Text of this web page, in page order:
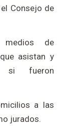
Consejo de
de
asistan y
si fueron
a las
jurados.